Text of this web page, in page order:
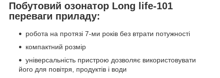
Побутовий озонатор Long life-101
переваги приладу:
робота на протязі 7-ми років без втрати потужності
компактний розмір
універсальність пристрою дозволяє використовувати
його для повітря, продуктів і води